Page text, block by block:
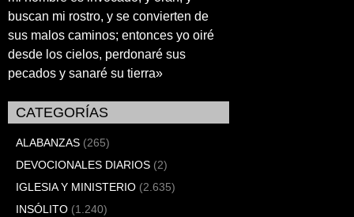
buscan mi rostro, y se convierten de
sus malos caminos; entonces yo oiré
desde los cielos, perdonaré sus
pecados y sanaré su tierra»
CATEGORÍAS
ALABANZAS (265)
DEVOCIONALES DIARIOS (2)
IGLESIA Y MINISTERIO (2.635)
INSÓLITO (1.240)